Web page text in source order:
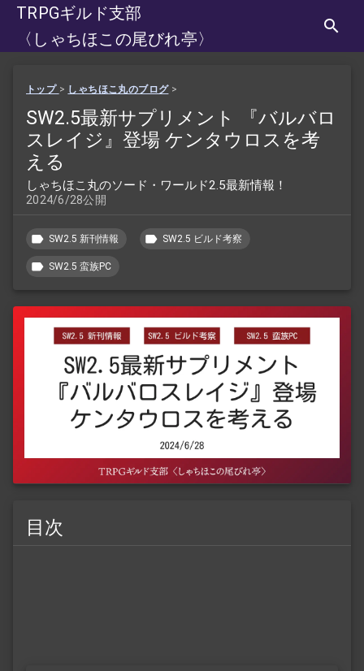
TRPGギルド支部
〈しゃちほこの尾びれ亭〉
トップ > しゃちほこ丸のブログ>
SW2.5最新サプリメント 『バルバロ
スレイジ』登場 ケンタウロスを考
える
しゃちほこ丸のソード・ワールド2.5最新情報！
2024/6/28公開
SW2.5 新刊情報 SW2.5 ビルド考察
SW2.5 蛮族PC
目次